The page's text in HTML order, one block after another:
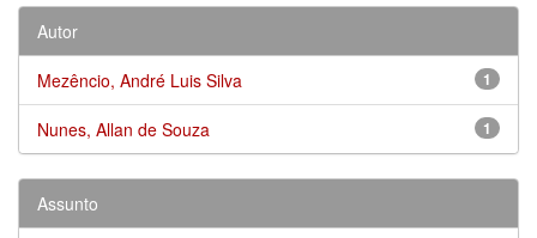
Autor
1
Mezêncio, André Luis Silva
1
Nunes, Allan de Souza
Assunto